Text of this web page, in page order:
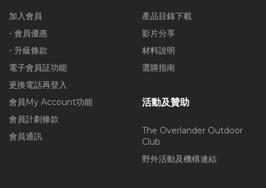
加入會員
- 會員優惠
- 升級條款
電子會員証功能
更換電話再登入
會員My Account功能
會員計劃條款
會員通訊
產品目錄下載
影片分享
材料說明
選購指南
活動及贊助
The Overlander Outdoor
Club
野外活動及機構連結